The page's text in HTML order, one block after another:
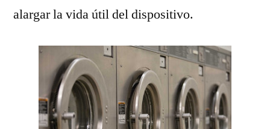
alargar la vida útil del dispositivo.